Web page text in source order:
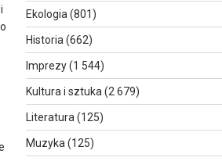
Ekologia (801)
Historia (662)
Imprezy(1 544)
Kultura i sztuka (2 679)
Literatura (125)
Muzyka (125)